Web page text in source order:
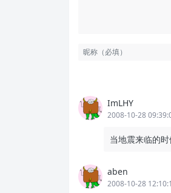
ImLHY
2008-10-28
当地震来临的
aben
2008-10-28